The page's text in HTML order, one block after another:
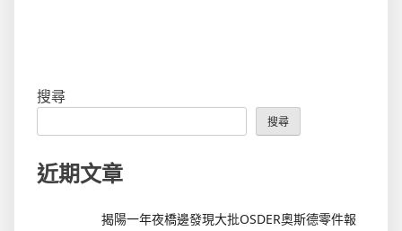
搜尋
搜尋
近期文章
揭陽一年夜橋邊發現大批OSDER奧斯德零件報